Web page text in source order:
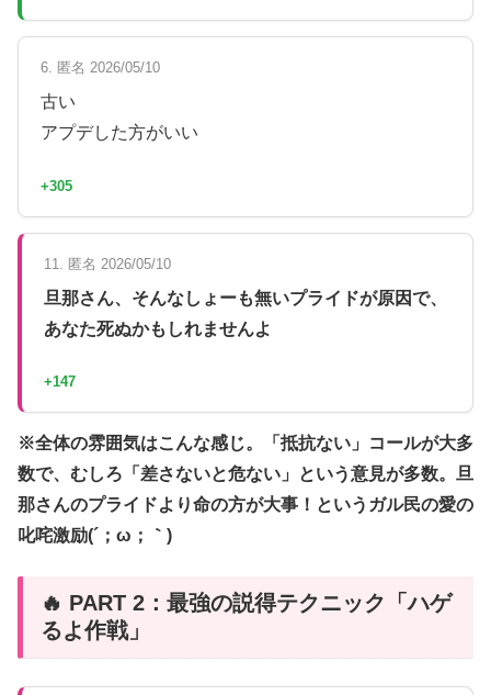
6. 匿名 2026/05/10
古い
アプデした方がいい
+305
11. 匿名 2026/05/10
旦那さん、そんなしょーも無いプライドが原因で、
あなた死ぬかもしれませんよ
+147
※全体の雰囲気はこんな感じ。「抵抗ない」コールが大多
数で、むしろ「差さないと危ない」という意見が多数。旦
那さんのプライドより命の方が大事！というガル民の愛の
叱咤激励(´；ω；｀)
🔥 PART 2：最強の説得テクニック「ハゲ
るよ作戦」